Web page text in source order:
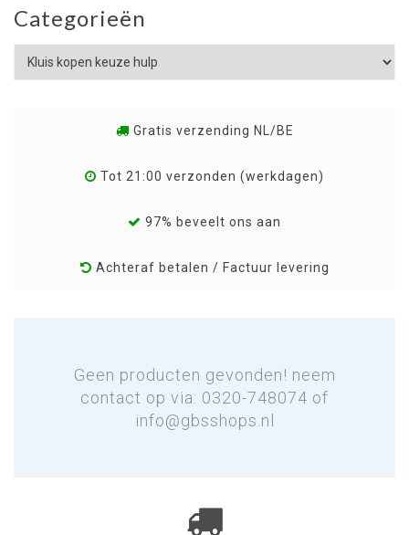
Categorieën
Gratis verzending NL/BE
Tot 21:00 verzonden (werkdagen)
97% beveelt ons aan
Achteraf betalen / Factuur levering
Geen producten gevonden! neem
contact op via: 0320-748074 of
info@gbsshops.nl